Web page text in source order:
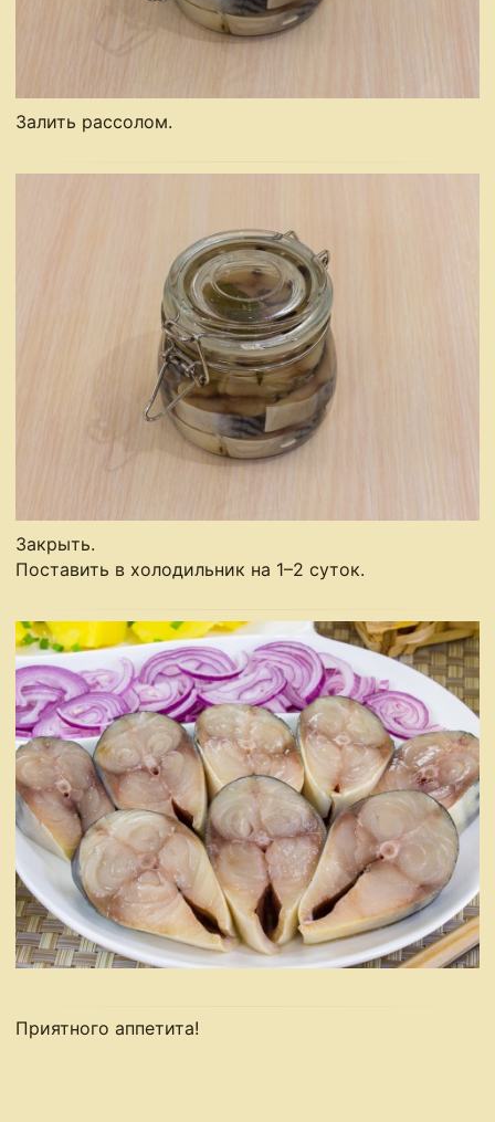
Залить рассолом.
Закрыть.
Поставить в холодильник на 1–2 суток.
Приятного аппетита!